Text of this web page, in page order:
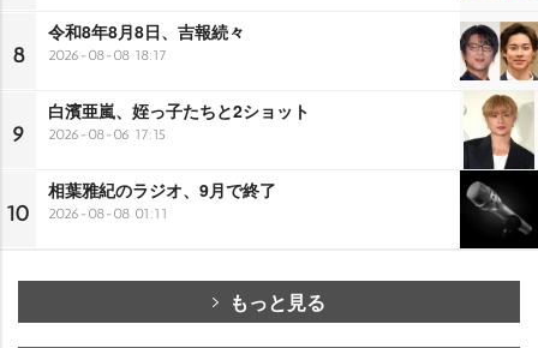
8
令和8年8月8日、吉報続々
2026-08-08 18:17
9
白濱亜嵐、姪っ子たちと2ショット
2026-08-06 17:15
10
相葉雅紀のラジオ、9月で終了
2026-08-08 01:11
もっと見る